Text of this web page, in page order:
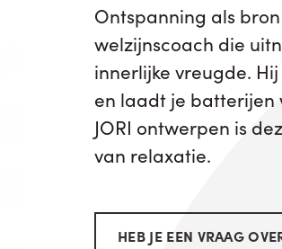
Ontspanning als
welzijnscoach die
innerlijke vreugde.
en laadt je batterijen
JORI ontwerpen is
van relaxatie.
HEB JE EEN VRAAG